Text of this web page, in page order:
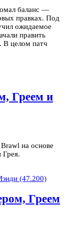
баланс —
правках. Под
ожидаемое
править
В целом патч
Греем и
на основе
Грея.
Греем